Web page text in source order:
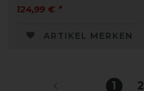
124,99 € *
ARTIKEL MERKEN
1 2